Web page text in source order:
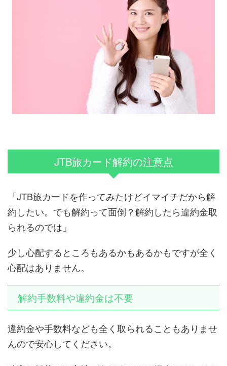
JTB旅カード解約の注意点
「JTB旅カードを作ってみたけどイマイチだから解
約したい。でも解約って面倒？解約したら違約金取
られるのでは」
少し心配するところもあるかもあるかもですが全く
心配はありません。
解約手数料や違約金は不要
違約金や手数料なども全く取られることもありませ
んので安心してください。